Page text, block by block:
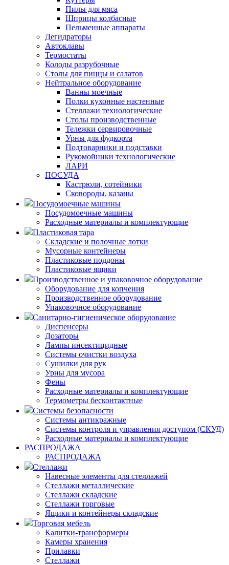
Пилы для мяса
Шприцы колбасные
Пельменные аппараты
Дегидраторы
Автоклавы
Термостаты
Колоды разрубочные
Столы для пиццы и салатов
Нейтральное оборудование
Ванны моечные
Полки кухонные настенные
Стеллажи технологические
Столы производственные
Тележки сервировочные
Урны для фудкорта
Подтоварники и подставки
Рукомойники технологические
ЛАРИ
ПОСУДА
Кастрюли, сотейники
Сковороды, казаны
Посудомоечные машины
Посудомоечные машины
Расходные материалы и комплектующие
Пластиковая тара
Складские и полочные лотки
Мусорные контейнеры
Пластиковые поддоны
Пластиковые ящики
Производственное и упаковочное оборудование
Оборудование для копчения
Производственное оборудование
Упаковочное оборудование
Санитарно-гигиеническое оборудование
Диспенсеры
Дозаторы
Лампы инсектицидные
Системы очистки воздуха
Сушилки для рук
Урны для мусора
Фены
Расходные материалы и комплектующие
Термометры бесконтактные
Системы безопасности
Системы антикражные
Системы контроля и управления доступом (СКУД)
Расходные материалы и комплектующие
РАСПРОДАЖА
РАСПРОДАЖА
Стеллажи
Навесные элементы для стеллажей
Стеллажи металлические
Стеллажи складские
Стеллажи торговые
Ящики и контейнеры складские
Торговая мебель
Калитки-трансформеры
Камеры хранения
Прилавки
Стеллажи